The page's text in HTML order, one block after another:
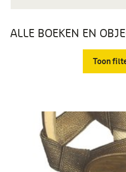
ALLE BOEKEN EN
Toon